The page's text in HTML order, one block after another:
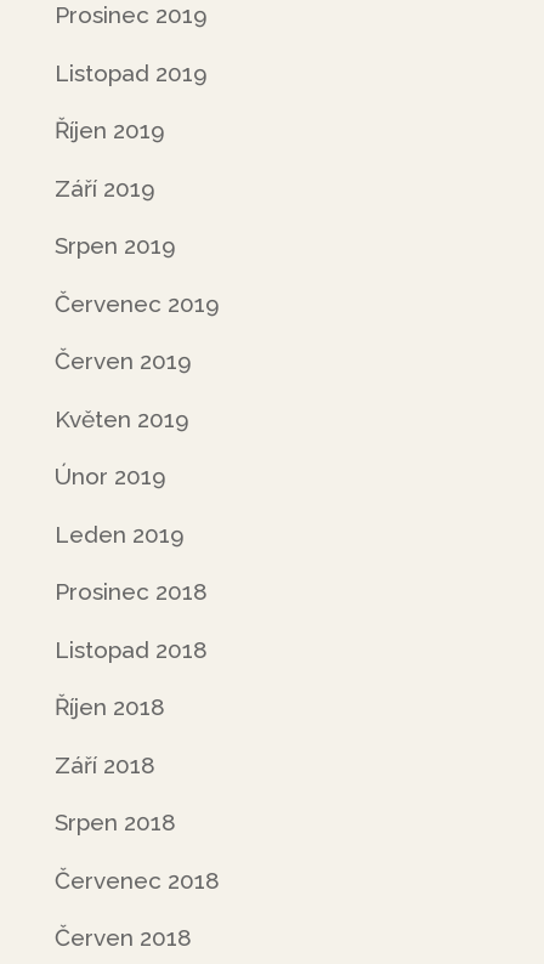
Prosinec 2019
Listopad 2019
Říjen 2019
Září 2019
Srpen 2019
Červenec 2019
Červen 2019
Květen 2019
Únor 2019
Leden 2019
Prosinec 2018
Listopad 2018
Říjen 2018
Září 2018
Srpen 2018
Červenec 2018
Červen 2018